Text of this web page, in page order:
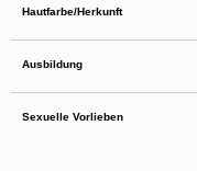
Hautfarbe/Herkunft
Ausbildung
Sexuelle Vorlieben